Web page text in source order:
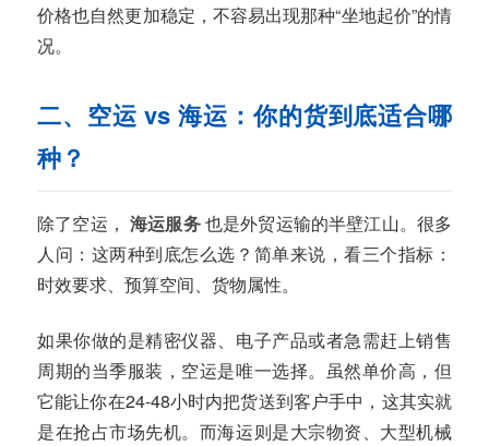
价格也自然更加稳定，不容易出现那种“坐地起价”的情
况。
二、空运 vs 海运：你的货到底适合哪
种？
除了空运， 海运服务也是外贸运输的半壁江山。很多
人问：这两种到底怎么选？简单来说，看三个指标：
时效要求、预算空间、货物属性。
如果你做的是精密仪器、电子产品或者急需赶上销售
周期的当季服装，空运是唯一选择。虽然单价高，但
它能让你在24-48小时内把货送到客户手中，这其实就
是在抢占市场先机。而海运则是大宗物资、大型机械